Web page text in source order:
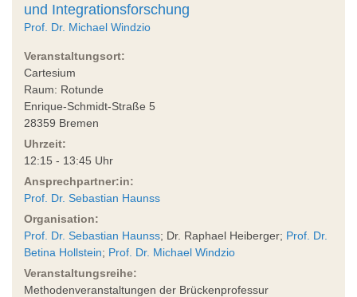
und Integrationsforschung
Prof. Dr. Michael Windzio
Veranstaltungsort:
Cartesium
Raum: Rotunde
Enrique-Schmidt-Straße 5
28359 Bremen
Uhrzeit:
12:15 - 13:45 Uhr
Ansprechpartner:in:
Prof. Dr. Sebastian Haunss
Organisation:
Prof. Dr. Sebastian Haunss; Dr. Raphael Heiberger; Prof. Dr.
Betina Hollstein; Prof. Dr. Michael Windzio
Veranstaltungsreihe:
Methodenveranstaltungen der Brückenprofessur